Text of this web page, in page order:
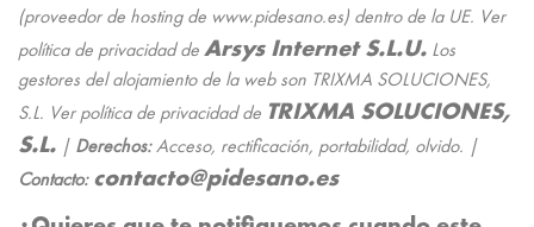
(proveedor de hosting de www.pidesano.es) dentro de la UE. Ver
política de privacidad de Arsys Internet S.L.U. Los
gestores del alojamiento de la web son TRIXMA SOLUCIONES,
S.L. Ver política de privacidad de TRIXMA SOLUCIONES,
S.L. | Derechos:Acceso, rectificación, portabilidad, olvido. |
Contacto: contacto@pidesano.es